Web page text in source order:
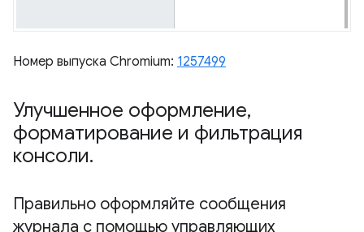
Номер выпуска Chromium: 1257499
Улучшенное оформление,
форматирование и фильтрация
консоли.
Правильно оформляйте сообщения
журнала с помощью управляющих